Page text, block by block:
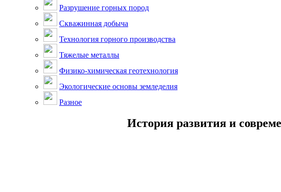
Разрушение горных пород
Скважинная добыча
Технология горного производства
Тяжелые металлы
Физико-химическая геотехнология
Экологические основы земледелия
Разное
История развития и